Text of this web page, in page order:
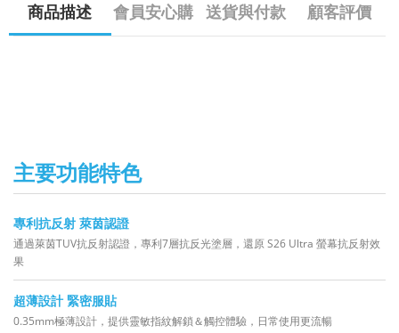
商品描述 會員安心購 送貨與付款 顧客評價
主要功能特色
專利抗反射 萊茵認證
通過萊茵TUV抗反射認證，專利7層抗反光塗層，還原 S26 Ultra 螢幕抗反射效
果
超薄設計 緊密服貼
0.35mm極薄設計，提供靈敏指紋解鎖＆觸控體驗，日常使用更流暢